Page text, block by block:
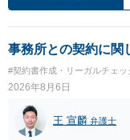
事務所との契約に関
#契約書作成・リーガルチェッ
2026年8月6日
王 宣麟 弁護士